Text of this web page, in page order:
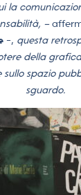
la
–
-, questa
della
spazio
sguardo.